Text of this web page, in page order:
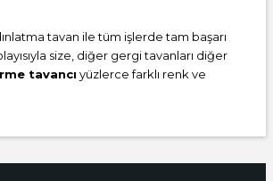
tavan ile tüm işlerde tam başarı
size, diğer gergi tavanları diğer
tavancı yüzlerce farklı renk ve